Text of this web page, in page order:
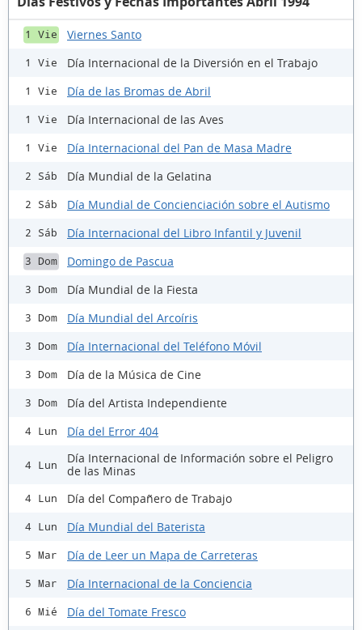
1 Vie Viernes Santo
1 Vie Día Internacional de la Diversión en el Trabajo
1 Vie Día de las Bromas de Abril
1 Vie Día Internacional de las Aves
1 Vie Día Internacional del Pan de Masa Madre
2 Sáb Día Mundial de la Gelatina
2 Sáb Día Mundial de Concienciación sobre el Autismo
2 Sáb Día Internacional del Libro Infantil y Juvenil
3 Dom Domingo de Pascua
3 Dom Día Mundial de la Fiesta
3 Dom Día Mundial del Arcoíris
3 Dom Día Internacional del Teléfono Móvil
3 Dom Día de la Música de Cine
3 Dom Día del Artista Independiente
4 Lun Día del Error 404
4 Lun
Día Internacional de Información sobre el Peligro
de las Minas
4 Lun Día del Compañero de Trabajo
4 Lun Día Mundial del Baterista
5 Mar Día de Leer un Mapa de Carreteras
5 Mar Día Internacional de la Conciencia
6 Mié Día del Tomate Fresco